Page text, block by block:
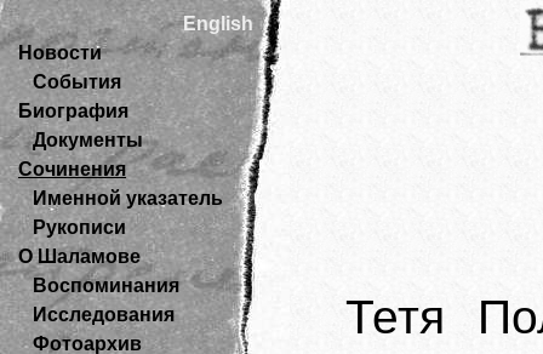
English
Новости
События
Биография
Документы
Сочинения
Именной указатель
Рукописи
О Шаламове
Воспоминания
Исследования
Фотоархив
Тетя